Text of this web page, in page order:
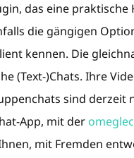
das eine
die gängigen
kennen. Die
(Text-)Chats. Ihre
sind derzeit
App, mit der
mit Fremden